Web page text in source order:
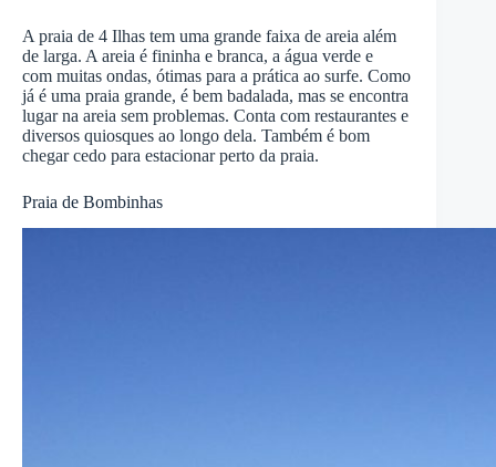
A praia de 4 Ilhas tem uma grande faixa de areia além
de larga. A areia é fininha e branca, a água verde e
com muitas ondas, ótimas para a prática ao surfe. Como
já é uma praia grande, é bem badalada, mas se encontra
lugar na areia sem problemas. Conta com restaurantes e
diversos quiosques ao longo dela. Também é bom
chegar cedo para estacionar perto da praia.
Praia de Bombinhas